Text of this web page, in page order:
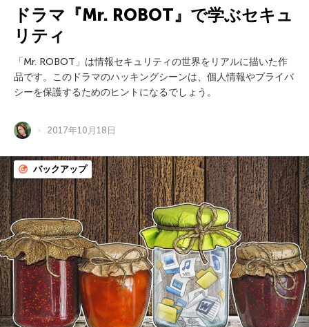
ドラマ『Mr. ROBOT』で学ぶセキュ
リティ
「Mr. ROBOT」は情報セキュリティの世界をリアルに描いた作
品です。このドラマのハッキングシーンは、個人情報やプライバ
シーを保護するためのヒントになるでしょう。
2017年10月18日
バックアップ